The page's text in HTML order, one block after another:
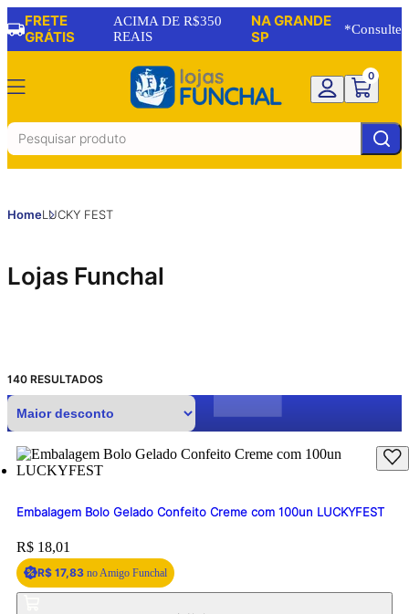
FRETE
GRÁTIS
ACIMA DE R$350
REAIS
NA GRANDE
SP
*Consulte
0
HomeLUCKY FEST
Lojas Funchal
140 RESULTADOS
Embalagem Bolo Gelado Confeito Creme com 100un LUCKYFEST
Price:
R$ 18,01
R$ 17,83 no Amigo Funchal